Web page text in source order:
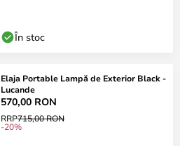
În stoc
Elaja Portable Lampă de Exterior Black -
Lucande
570,00 RON
RRP715,00 RON
-20%